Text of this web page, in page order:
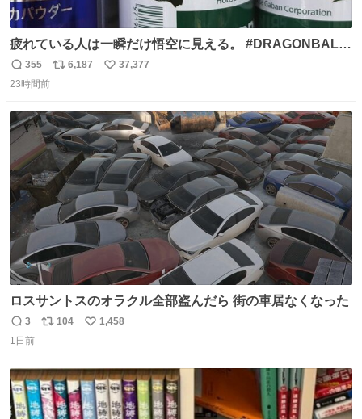
疲れている人は一瞬だけ悟空に見える。 #DRAGONBALL
#ドラゴンボール
返
信
355
リ
ト
数
6,187
い
数
37,377
23時間前
ロスサントスのオラクル全部盗んだら 街の車居なくなった
返
信
3
リ
ト
数
104
い
数
1,458
1日前